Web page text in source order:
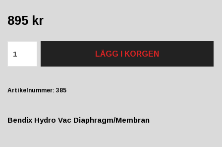
895 kr
LÄGG I KORGEN
Artikelnummer: 385
Bendix Hydro Vac Diaphragm/Membran